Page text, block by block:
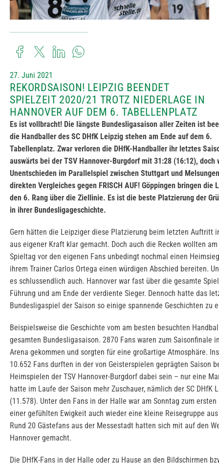
27. Juni 2021
REKORDSAISON! LEIPZIG BEENDET
SPIELZEIT 2020/21 TROTZ NIEDERLAGE IN
HANNOVER AUF DEM 6. TABELLENPLATZ
Es ist vollbracht! Die längste Bundesligasaison aller Zeiten ist
die Handballer des SC DHfK Leipzig stehen am Ende auf dem 6.
Tabellenplatz. Zwar verloren die DHfK-Handballer ihr letztes
auswärts bei der TSV Hannover-Burgdorf mit 31:28 (16:12), doch
Unentschieden im Parallelspiel zwischen Stuttgart und
direkten Vergleiches gegen FRISCH AUF! Göppingen bringen die
den 6. Rang über die Ziellinie. Es ist die beste Platzierung der
in ihrer Bundesligageschichte.
Gern hätten die Leipziger diese Platzierung beim letzten Auftritt
aus eigener Kraft klar gemacht. Doch auch die Recken wollten
Spieltag vor den eigenen Fans unbedingt nochmal einen
ihrem Trainer Carlos Ortega einen würdigen Abschied bereiten.
es schlussendlich auch. Hannover war fast über die gesamte
Führung und am Ende der verdiente Sieger. Dennoch hatte das
Bundesligaspiel der Saison so einige spannende Geschichten zu
Beispielsweise die Geschichte vom am besten besuchten
gesamten Bundesligasaison. 2870 Fans waren zum Saisonfinale
Arena gekommen und sorgten für eine großartige Atmosphäre.
10.652 Fans durften in der von Geisterspielen geprägten Saison
Heimspielen der TSV Hannover-Burgdorf dabei sein – nur eine
hatte im Laufe der Saison mehr Zuschauer, nämlich der SC DHfK
(11.578). Unter den Fans in der Halle war am Sonntag zum
einer gefühlten Ewigkeit auch wieder eine kleine Reisegruppe
Rund 20 Gästefans aus der Messestadt hatten sich mit auf den
Hannover gemacht.
Die DHfK-Fans in der Halle oder zu Hause an den Bildschirmen